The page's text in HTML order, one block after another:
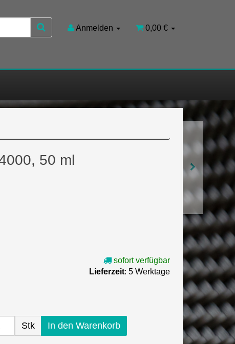
Anmelden 0,00 €
50 ml
sofort verfügbar
Lieferzeit: 5 Werktage
Stk In den Warenkorb